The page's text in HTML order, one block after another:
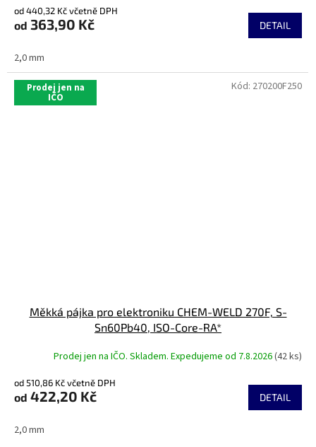
od 440,32 Kč včetně DPH
od 363,90 Kč DETAIL
2,0 mm
Prodej jen na
IČO
Měkká pájka pro elektroniku CHEM-WELD 270F, S-
Sn60Pb40, ISO-Core-RA*
Prodej jen na IČO. Skladem. Expedujeme od 7.8.2026(42 ks)
od 510,86 Kč včetně DPH
od 422,20 Kč DETAIL
2,0 mm
Kód: 270200F250